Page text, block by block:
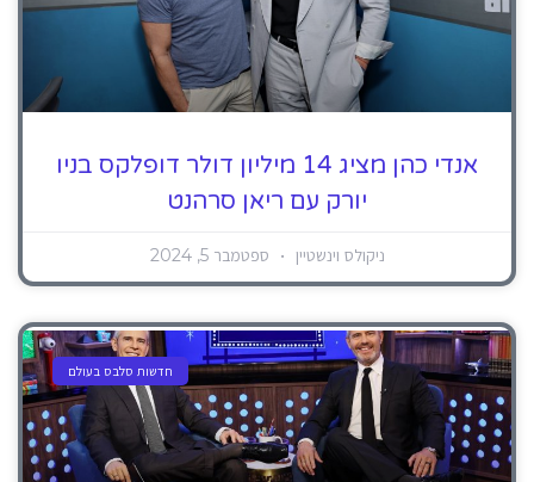
אנדי כהן מציג 14 מיליון דולר דופלקס בניו
יורק עם ריאן סרהנט
ניקולס וינשטיין ספטמבר 5, 2024
חדשות סלבס בעולם